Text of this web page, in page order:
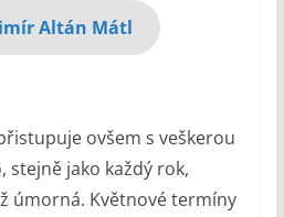
Altán Mátl
ovšem s veškerou
stejně jako každý rok,
úmorná. Květnové termíny